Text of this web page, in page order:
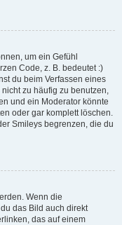
um ein Gefühl
Code, z. B. bedeutet :)
du beim Verfassen eines
zu häufig zu benutzen,
und ein Moderator könnte
oder gar komplett löschen.
Smileys begrenzen, die du
Wenn die
das Bild auch direkt
das auf einem